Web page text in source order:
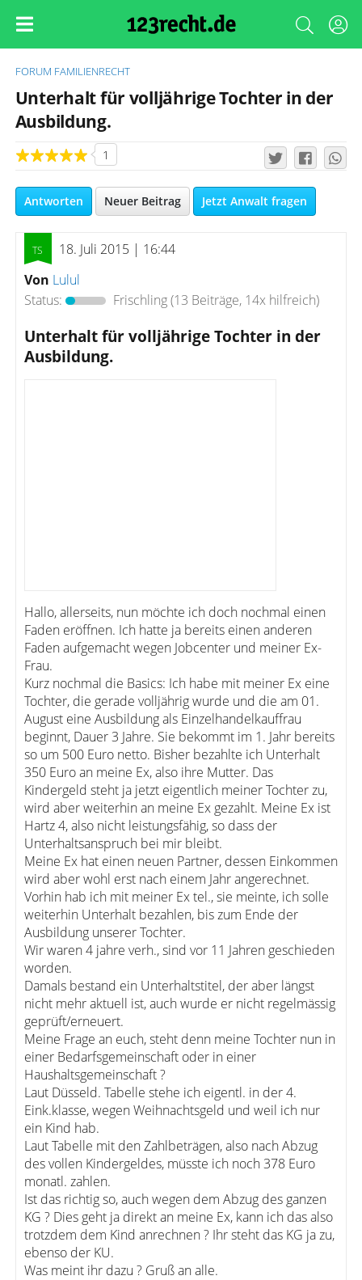
FORUM FAMILIENRECHT
Unterhalt für volljährige Tochter in der
Ausbildung.
1
Antworten Neuer Beitrag Jetzt Anwalt fragen
18. Juli 2015 | 16:44
Von Lulul
Status:
Frischling(13 Beiträge, 14x hilfreich)
Unterhalt für volljährige Tochter in der
Ausbildung.
Hallo, allerseits, nun möchte ich doch nochmal einen
Faden eröffnen. Ich hatte ja bereits einen anderen
Faden aufgemacht wegen Jobcenter und meiner Ex-
Frau.
Kurz nochmal die Basics: Ich habe mit meiner Ex eine
Tochter, die gerade volljährig wurde und die am 01.
August eine Ausbildung als Einzelhandelkauffrau
beginnt, Dauer 3 Jahre. Sie bekommt im 1. Jahr bereits
so um 500 Euro netto. Bisher bezahlte ich Unterhalt
350 Euro an meine Ex, also ihre Mutter. Das
Kindergeld steht ja jetzt eigentlich meiner Tochter zu,
wird aber weiterhin an meine Ex gezahlt. Meine Ex ist
Hartz 4, also nicht leistungsfähig, so dass der
Unterhaltsanspruch bei mir bleibt.
Meine Ex hat einen neuen Partner, dessen Einkommen
wird aber wohl erst nach einem Jahr angerechnet.
Vorhin hab ich mit meiner Ex tel., sie meinte, ich solle
weiterhin Unterhalt bezahlen, bis zum Ende der
Ausbildung unserer Tochter.
Wir waren 4 jahre verh., sind vor 11 Jahren geschieden
worden.
Damals bestand ein Unterhaltstitel, der aber längst
nicht mehr aktuell ist, auch wurde er nicht regelmässig
geprüft/erneuert.
Meine Frage an euch, steht denn meine Tochter nun in
einer Bedarfsgemeinschaft oder in einer
Haushaltsgemeinschaft ?
Laut Düsseld. Tabelle stehe ich eigentl. in der 4.
Eink.klasse, wegen Weihnachtsgeld und weil ich nur
ein Kind hab.
Laut Tabelle mit den Zahlbeträgen, also nach Abzug
des vollen Kindergeldes, müsste ich noch 378 Euro
monatl. zahlen.
Ist das richtig so, auch wegen dem Abzug des ganzen
KG ? Dies geht ja direkt an meine Ex, kann ich das also
trotzdem dem Kind anrechnen ? Ihr steht das KG ja zu,
ebenso der KU.
Was meint ihr dazu ? Gruß an alle.